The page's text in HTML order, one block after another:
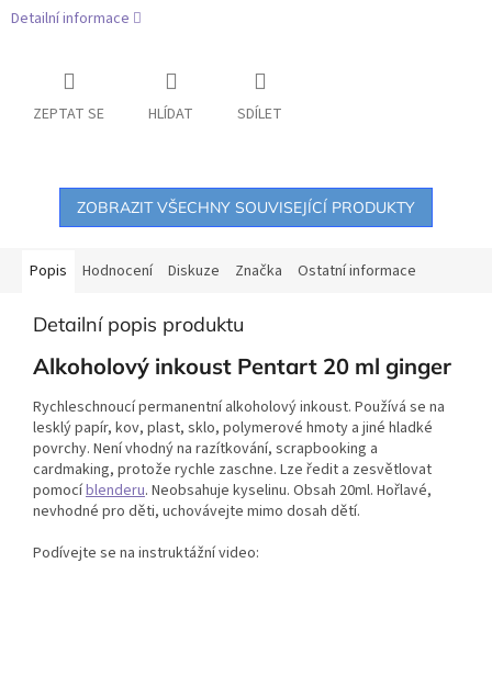
Detailní informace
ZEPTAT SE HLÍDAT SDÍLET
ZOBRAZIT VŠECHNY SOUVISEJÍCÍ PRODUKTY
Popis Hodnocení Diskuze Značka Ostatní informace
Detailní popis produktu
Alkoholový inkoust Pentart 20 ml ginger
Rychleschnoucí permanentní alkoholový inkoust. Používá se na
lesklý papír, kov, plast, sklo, polymerové hmoty a jiné hladké
povrchy. Není vhodný na razítkování, scrapbooking a
cardmaking, protože rychle zaschne. Lze ředit a zesvětlovat
pomocíblenderu. Neobsahuje kyselinu. Obsah 20ml. Hořlavé,
nevhodné pro děti, uchovávejte mimo dosah dětí.
Podívejte se na instruktážní video: